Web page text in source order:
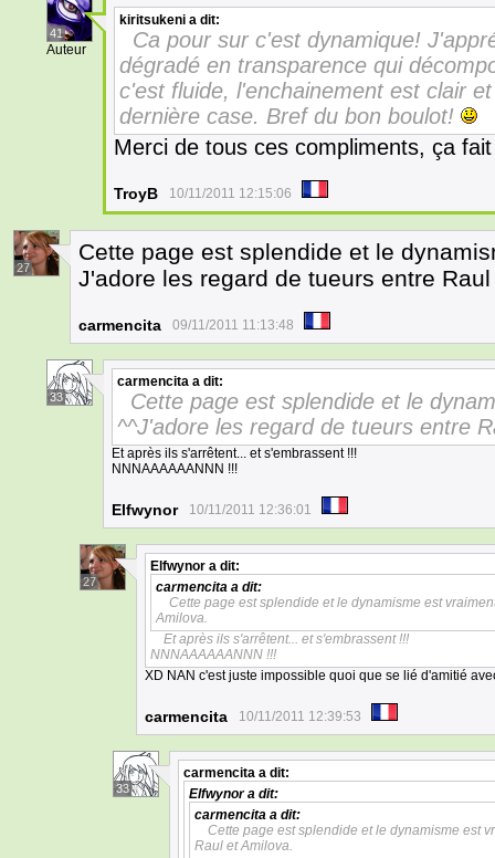
41
Auteur
kiritsukeni a dit:
Ca pour sur c'est dynamique!
dégradé en transparence qui
c'est fluide, l'enchainement est clair
dernière case. Bref du bon boulot!
Merci de tous ces compliments, ça
TroyB 10/11/2011 12:15:06
27
Cette page est splendide et le
J'adore les regard de tueurs entre
carmencita 09/11/2011 11:13:48
33
carmencita a dit:
Cette page est splendide et le
^^J'adore les regard de tueurs entre
Et après ils s'arrêtent... et s'embrassent !!!
NNNAAAAAANNN !!!
Elfwynor 10/11/2011 12:36:01
27
Elfwynor a dit:
carmencita a dit:
Cette page est splendide et le dynamisme est
Amilova.
Et après ils s'arrêtent... et s'embrassent !!!
NNNAAAAAANNN !!!
XD NAN c'est juste impossible quoi que se lié d'amitié
carmencita 10/11/2011 12:39:53
33
carmencita a dit:
Elfwynora dit:
carmencita a dit:
Cette page est splendide et le dynamisme est
Raul et Amilova.